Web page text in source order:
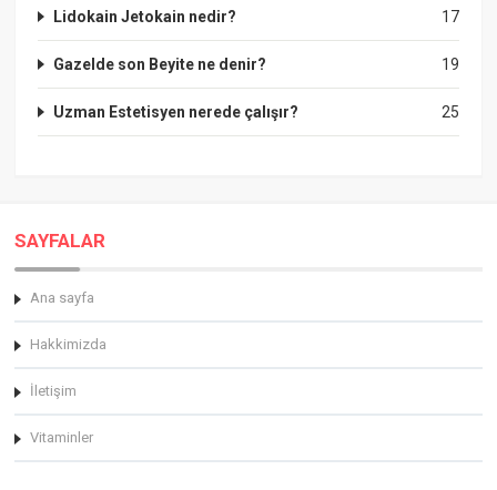
17
Lidokain Jetokain nedir?
19
Gazelde son Beyite ne denir?
25
Uzman Estetisyen nerede çalışır?
SAYFALAR
Ana sayfa
Hakkimizda
İletişim
Vitaminler